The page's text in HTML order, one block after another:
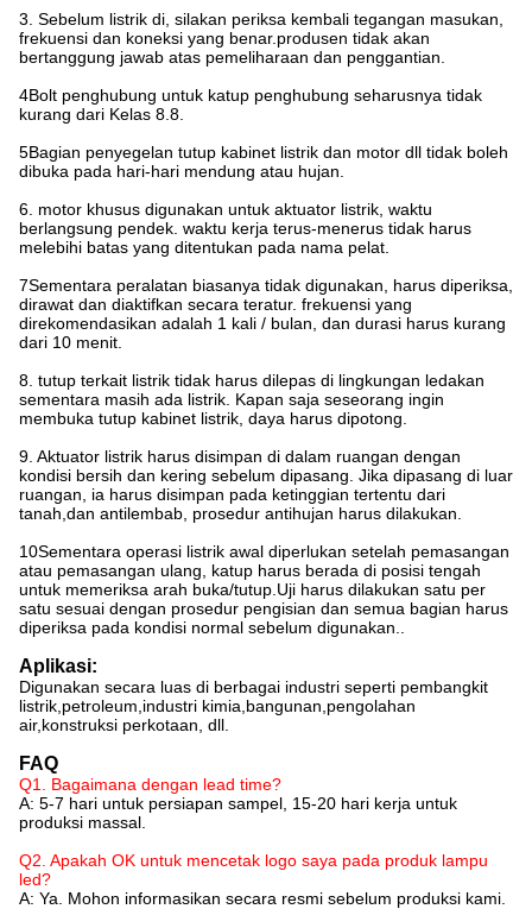
3. Sebelum listrik di, silakan periksa kembali tegangan masukan,
frekuensi dan koneksi yang benar.produsen tidak akan
bertanggung jawab atas pemeliharaan dan penggantian.
4Bolt penghubung untuk katup penghubung seharusnya tidak
kurang dari Kelas 8.8.
5Bagian penyegelan tutup kabinet listrik dan motor dll tidak boleh
dibuka pada hari-hari mendung atau hujan.
6. motor khusus digunakan untuk aktuator listrik, waktu
berlangsung pendek. waktu kerja terus-menerus tidak harus
melebihi batas yang ditentukan pada nama pelat.
7Sementara peralatan biasanya tidak digunakan, harus diperiksa,
dirawat dan diaktifkan secara teratur. frekuensi yang
direkomendasikan adalah 1 kali / bulan, dan durasi harus kurang
dari 10 menit.
8. tutup terkait listrik tidak harus dilepas di lingkungan ledakan
sementara masih ada listrik. Kapan saja seseorang ingin
membuka tutup kabinet listrik, daya harus dipotong.
9. Aktuator listrik harus disimpan di dalam ruangan dengan
kondisi bersih dan kering sebelum dipasang. Jika dipasang di luar
ruangan, ia harus disimpan pada ketinggian tertentu dari
tanah,dan antilembab, prosedur antihujan harus dilakukan.
10Sementara operasi listrik awal diperlukan setelah pemasangan
atau pemasangan ulang, katup harus berada di posisi tengah
untuk memeriksa arah buka/tutup.Uji harus dilakukan satu per
satu sesuai dengan prosedur pengisian dan semua bagian harus
diperiksa pada kondisi normal sebelum digunakan..
Aplikasi:
Digunakan secara luas di berbagai industri seperti pembangkit
listrik,petroleum,industri kimia,bangunan,pengolahan
air,konstruksi perkotaan, dll.
FAQ
Q1. Bagaimana dengan lead time?
A: 5-7 hari untuk persiapan sampel, 15-20 hari kerja untuk
produksi massal.
Q2. Apakah OK untuk mencetak logo saya pada produk lampu
led?
A: Ya. Mohon informasikan secara resmi sebelum produksi kami.